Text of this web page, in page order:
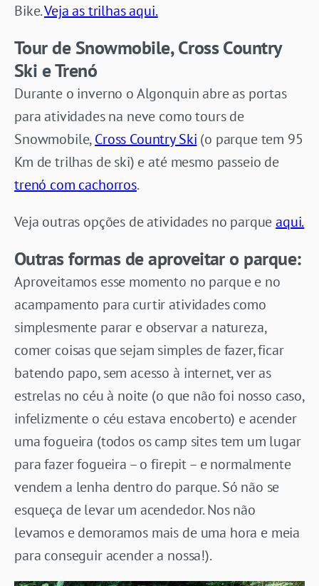
Bike.Veja as trilhas aqui.
Tour de Snowmobile, Cross Country
Ski e Trenó
Durante o inverno o Algonquin abre as portas
para atividades na neve como tours de
Snowmobile,Cross Country Ski (o parque tem 95
Km de trilhas de ski) e até mesmo passeio de
trenó com cachorros.
Veja outras opções de atividades no parqueaqui.
Outras formas de aproveitar o parque:
Aproveitamos esse momento no parque e no
acampamento para curtir atividades como
simplesmente parar e observar a natureza,
comer coisas que sejam simples de fazer, ficar
batendo papo, sem acesso à internet, ver as
estrelas no céu à noite (o que não foi nosso caso,
infelizmente o céu estava encoberto) e acender
uma fogueira (todos os camp sites tem um lugar
para fazer fogueira – o firepit – e normalmente
vendem a lenha dentro do parque. Só não se
esqueça de levar um acendedor. Nos não
levamos e demoramos mais de uma hora e meia
para conseguir acender a nossa!).